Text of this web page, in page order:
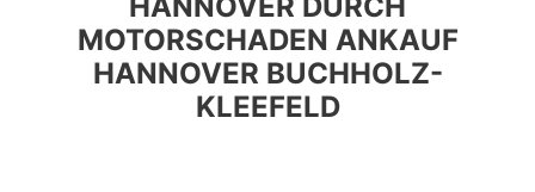
MOTORSCHADEN ANKAUF
HANNOVER BUCHHOLZ-
KLEEFELD